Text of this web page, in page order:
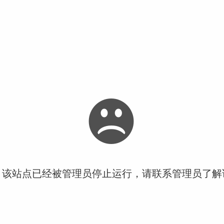
站点已经被管理员停止运行，请联系管理员了